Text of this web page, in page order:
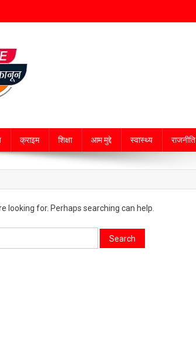
क्राइम शिक्षा आम मुद्दे स्वास्थ्य राजनीति
looking for. Perhaps searching can help.